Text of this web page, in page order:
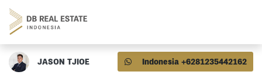
JASON TJIOE Indonesia +6281235442162